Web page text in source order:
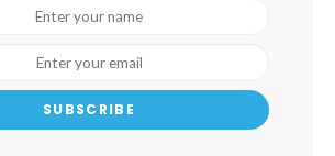
SUBSCRIBE